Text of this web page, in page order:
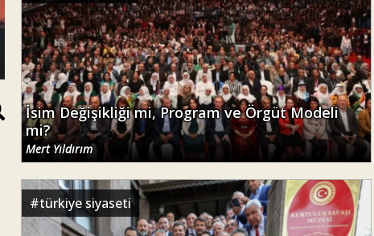
İsim Değişikliği mi, Program ve Örgüt Modeli
mi?
Mert Yıldırım
#türkiye siyaseti